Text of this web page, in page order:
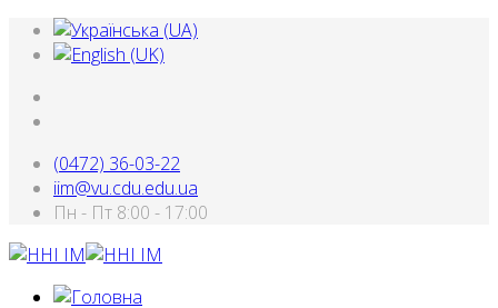
(0472) 36-03-22
iim@vu.cdu.edu.ua
Пн - Пт 8:00 - 17:00